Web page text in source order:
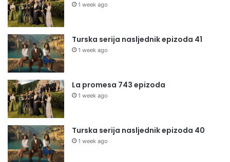
1 week ago
Turska serija nasljednik epizoda 41
1 week ago
La promesa 743 epizoda
1 week ago
Turska serija nasljednik epizoda 40
1 week ago